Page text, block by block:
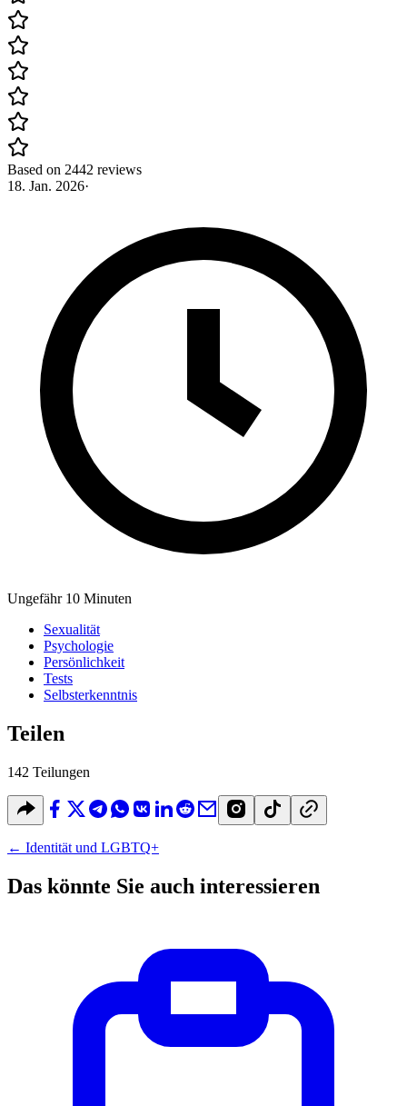
Based on 2442 reviews
18. Jan. 2026·
Ungefähr 10 Minuten
Sexualität
Psychologie
Persönlichkeit
Tests
Selbsterkenntnis
Teilen
142 Teilungen
← Identität und LGBTQ+
Das könnte Sie auch interessieren